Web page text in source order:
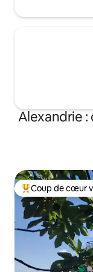
Alexandrie :
Coups de cœur
Coup de cœur